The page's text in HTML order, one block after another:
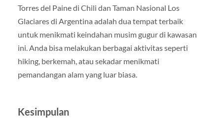
Torres del Paine di Chili dan Taman Nasional Los
Glaciares di Argentina adalah dua tempat terbaik
untuk menikmati keindahan musim gugur di kawasan
ini. Anda bisa melakukan berbagai aktivitas seperti
hiking, berkemah, atau sekadar menikmati
pemandangan alam yang luar biasa.
Kesimpulan